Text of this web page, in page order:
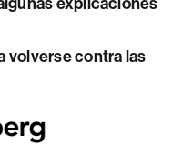
volverse contra las